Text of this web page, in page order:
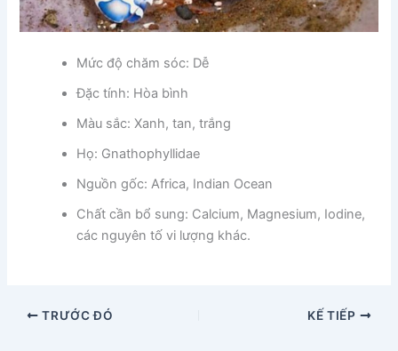
Mức độ chăm sóc: Dễ
Đặc tính: Hòa bình
Màu sắc: Xanh, tan, trắng
Họ: Gnathophyllidae
Nguồn gốc:Africa, Indian Ocean
Chất cần bổ sung: Calcium, Magnesium, Iodine,
các nguyên tố vi lượng khác.
TRƯỚC ĐÓ KẾ TIẾP